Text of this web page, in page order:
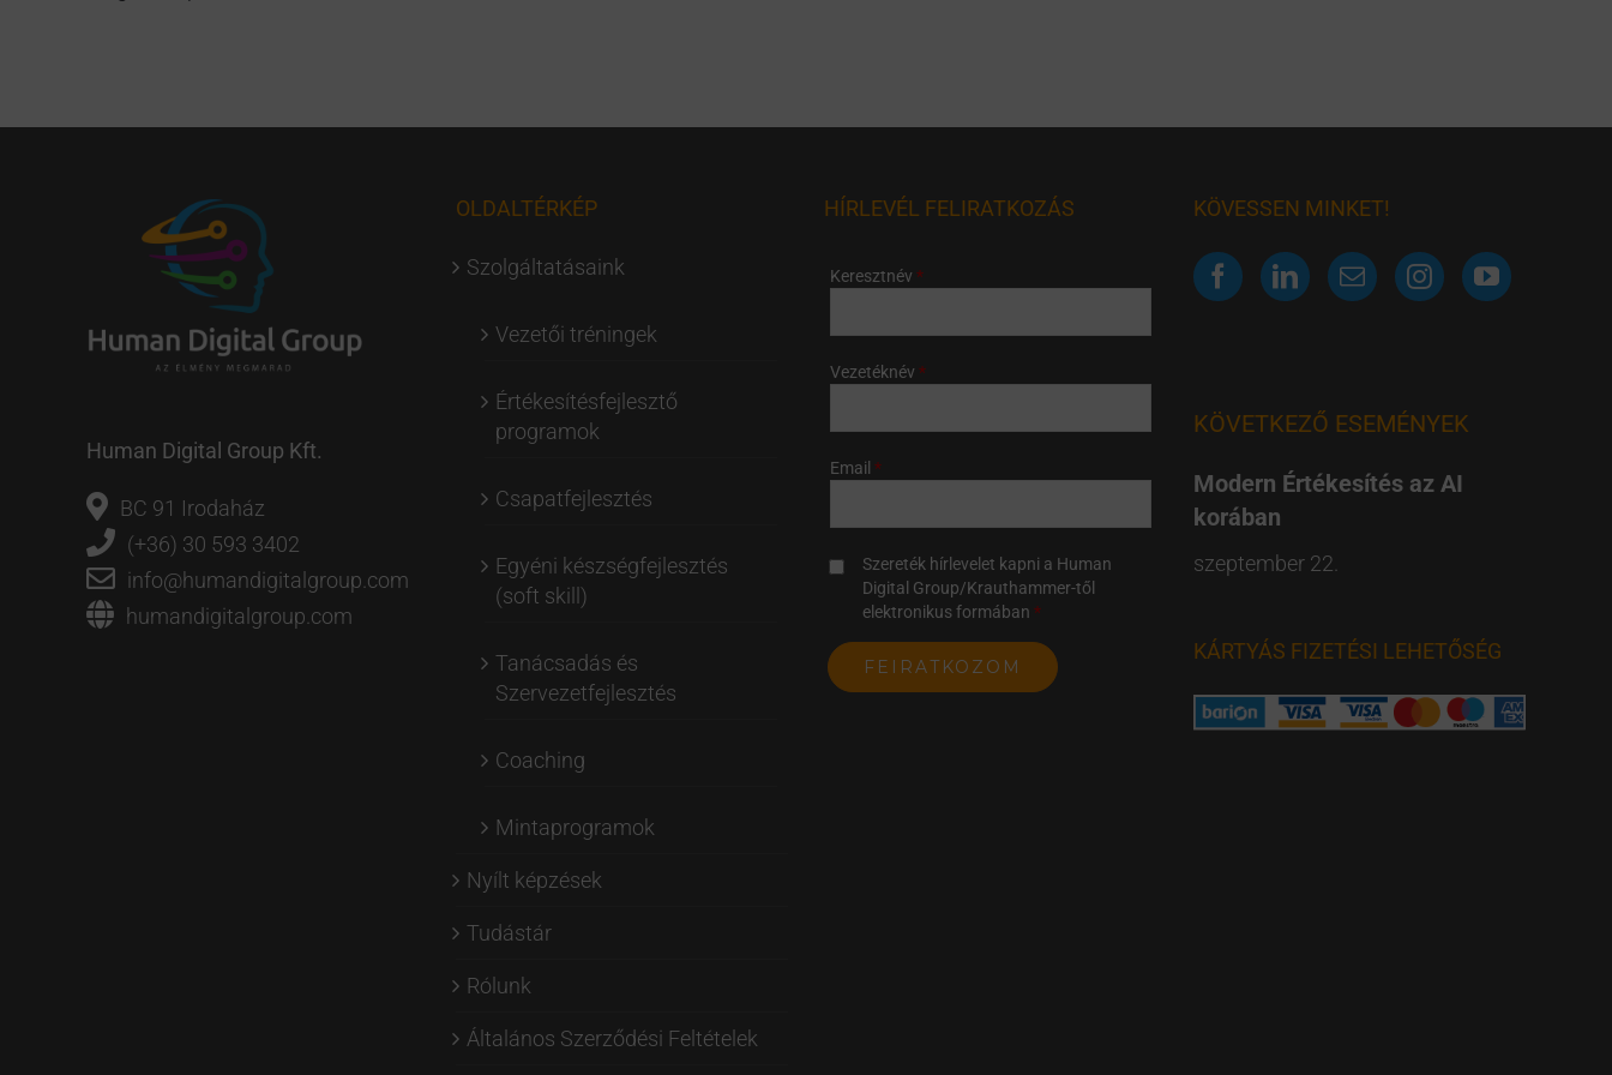
Human Digital Group Kft.
BC 91 Irodaház
(+36) 30 593 3402
info@humandigitalgroup.com
humandigitalgroup.com
OLDALTÉRKÉP
Szolgáltatásaink
Vezetői tréningek
Értékesítésfejlesztő
programok
Csapatfejlesztés
Egyéni készségfejlesztés
(soft skill)
Tanácsadás és
Szervezetfejlesztés
Coaching
Mintaprogramok
Nyílt képzések
Tudástár
Rólunk
Általános Szerződési Feltételek
HÍRLEVÉL FELIRATKOZÁS
Keresztnév
Vezetéknév
Email
Szereték hírlevelet kapni a Human
Digital Group/Krauthammer-től
elektronikus formában
KÖVESSEN MINKET!
KÖVETKEZŐ ESEMÉNYEK
Modern Értékesítés az AI
korában
szeptember 22.
KÁRTYÁS FIZETÉSI LEHETŐSÉG